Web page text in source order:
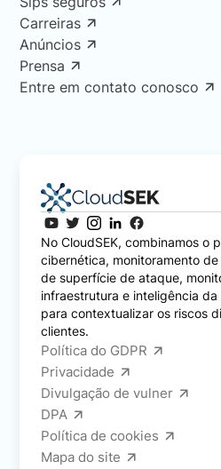
Carreiras
Anúncios
Prensa
Entre em contato conosco
No CloudSEK, combinamos o
cibernética, monitoramento
de superfície de ataque,
infraestrutura e inteligência
para contextualizar os riscos
clientes.
Política do GDPR
Privacidade
Divulgação de vulner
DPA
Política de cookies
Mapa do site